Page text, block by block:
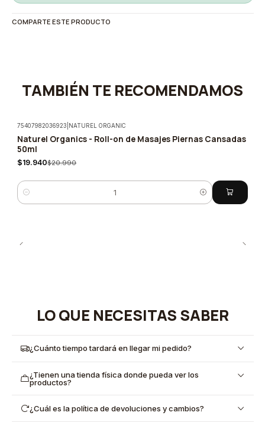
COMPARTE ESTE PRODUCTO
TAMBIÉN TE RECOMENDAMOS
-5%
75407982036923 NATUREL ORGANIC
Naturel Organics - Roll-on de Masajes Piernas Cansadas
50ml
$19.940$20.990
Cantidad
LO QUE NECESITAS SABER
¿Cuánto tiempo tardará en llegar mi pedido?
¿Tienen una tienda física donde pueda ver los
productos?
¿Cuál es la política de devoluciones y cambios?